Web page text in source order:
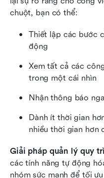
chuột, bạn có thể:
Thiết lập các bước
động
Xem tất cả các
trong một cái nhìn
Nhận thông báo
Dành ít thời gian
nhiều thời gian hơn
Giải pháp quản lý quy
các tính năng tự động
nhóm sức mạnh để tối